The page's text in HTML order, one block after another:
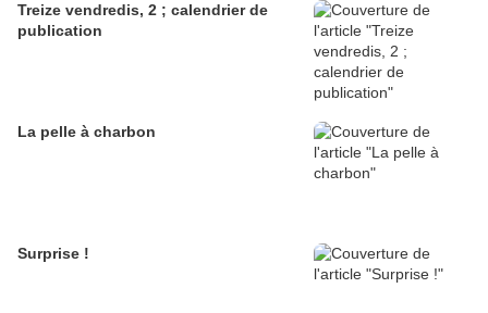
Treize vendredis, 2 ; calendrier de
publication
La pelle à charbon
Surprise !